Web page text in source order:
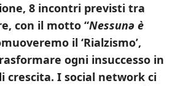
8 incontri previsti tra
con il motto “Nessunə è
il ‘Rialzismo’,
ogni insuccesso in
crescita. I social network ci